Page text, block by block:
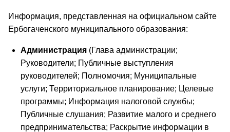
Информация, представленная на официальном сайте
Ербогаченского муниципального образования:
Администрация (Глава администрации;
Руководители; Публичные выступления
руководителей; Полномочия; Муниципальные
услуги; Территориальное планирование; Целевые
программы; Информация налоговой службы;
Публичные слушания; Развитие малого и среднего
предпринимательства; Раскрытие информации в